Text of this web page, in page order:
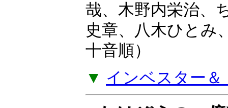
ユルマズ、大川智
哉、木野内栄治、
史章、八木ひとみ
十音順）
▼ インベスター＆